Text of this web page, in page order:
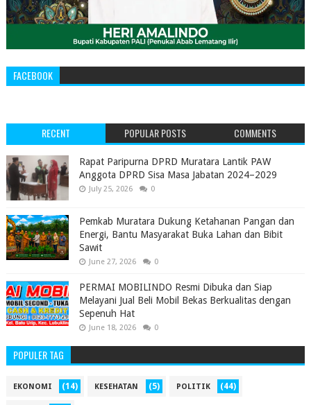
FACEBOOK
RECENT POPULAR POSTS COMMENTS
‎Rapat Paripurna DPRD Muratara Lantik PAW
Anggota DPRD Sisa Masa Jabatan 2024–2029 ‎
July 25, 2026 0
Pemkab Muratara Dukung Ketahanan Pangan dan
Energi, Bantu Masyarakat Buka Lahan dan Bibit
Sawit
June 27, 2026 0
PERMAI MOBILINDO Resmi Dibuka dan Siap
Melayani Jual Beli Mobil Bekas Berkualitas dengan
Sepenuh Hat
June 18, 2026 0
POPULER TAG
EKONOMI (14) KESEHATAN (5) POLITIK (44)